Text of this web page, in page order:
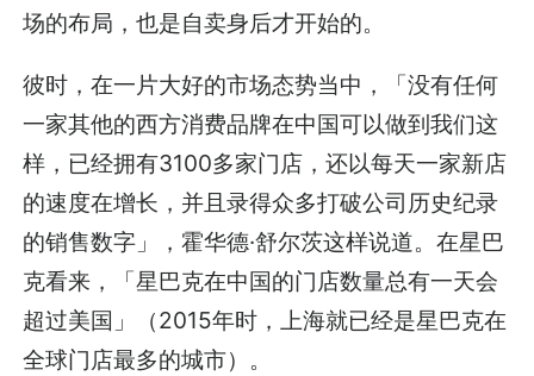
场的布局，也是自卖身后才开始的。
彼时，在一片大好的市场态势当中，「没有任何
一家其他的西方消费品牌在中国可以做到我们这
样，已经拥有3100多家门店，还以每天一家新店
的速度在增长，并且录得众多打破公司历史纪录
的销售数字」，霍华德·舒尔茨这样说道。在星巴
克看来，「星巴克在中国的门店数量总有一天会
超过美国」（2015年时，上海就已经是星巴克在
全球门店最多的城市）。